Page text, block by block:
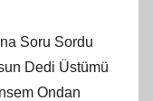
Soru Sordu
Dedi Üstümü
Ondan